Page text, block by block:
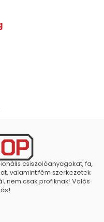
csiszolóanyagokat, fa,
valamint fém szerkezetek
nem csak profiknak! Valós